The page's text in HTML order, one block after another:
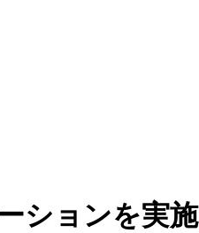
ションを実施